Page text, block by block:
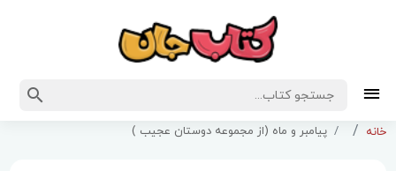
خانه پیامبر و ماه (از مجموعه دوستان عجیب )